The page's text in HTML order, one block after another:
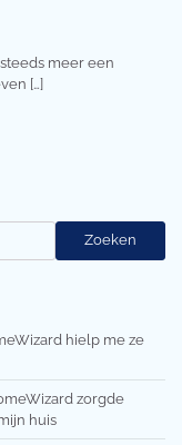
meer een
[…]
Zoeken
hielp me ze
zorgde
huis